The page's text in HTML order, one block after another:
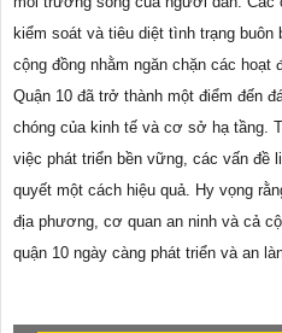
kiểm soát và tiêu diệt tình trạng
cộng đồng nhằm ngăn chặn các hoạt
Quận 10 đã trở thành một điểm đến
chóng của kinh tế và cơ sở hạ tầng.
việc phát triển bền vững, các vấn đề
quyết một cách hiệu quả. Hy vọng
địa phương, cơ quan an ninh và cả
quận 10 ngày càng phát triển và an